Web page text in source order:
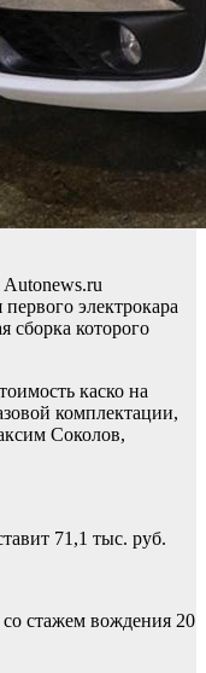
Autonews.ru
электрокара
сборка которого
каско на
комплектации,
Соколов,
71,1 тыс. руб.
со стажем вождения 20